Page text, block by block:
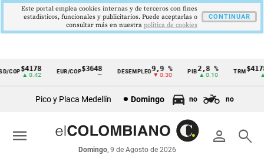
Cintillo
económicos
Colombia
$4178
▲ 0.42
EUR/COP$3648 DESEMPLEO9,9 %
▼ 0.30
2,8 %
▲ 0.10
TRM
▲
Pico y Placa Medellín Domingo no no
person search
Domingo, 9 de Agosto de 2026
menu
Este portal emplea cookies internas y de terceros con fines
estadísticos, funcionales y publicitarios. Puede aceptarlas o
consultar más en nuestra politica de cookies
CONTINUAR